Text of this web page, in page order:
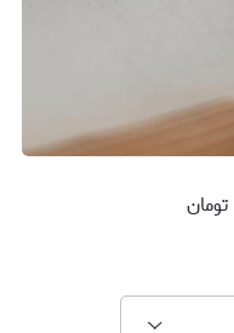
تومان